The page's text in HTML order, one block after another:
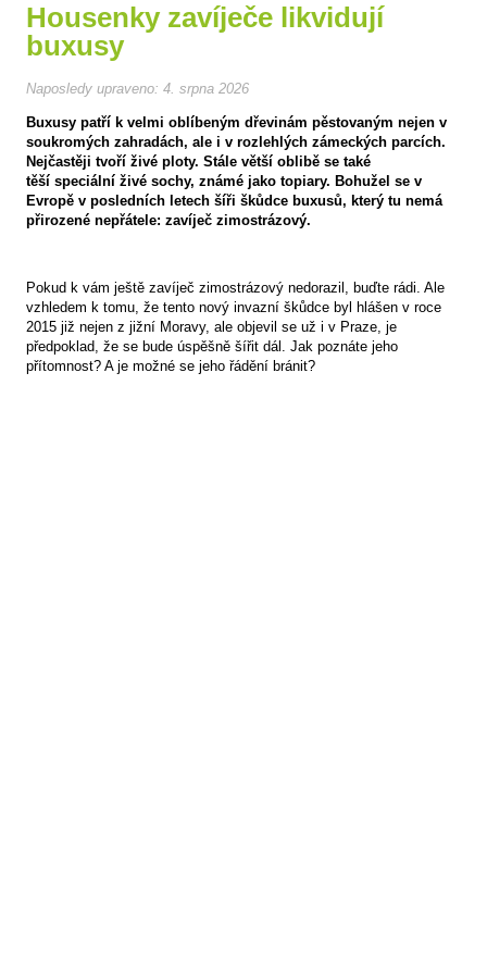
Housenky zavíječe likvidují
buxusy
Naposledy upraveno: 4. srpna 2026
Buxusy patří k velmi oblíbeným dřevinám pěstovaným nejen v
soukromých zahradách, ale i v rozlehlých zámeckých parcích.
Nejčastěji tvoří živé ploty. Stále větší oblibě se také
těší speciální živé sochy, známé jako topiary. Bohužel se v
Evropě v posledních letech šíři škůdce buxusů, který tu nemá
přirozené nepřátele: zavíječ zimostrázový.
Pokud k vám ještě zavíječ zimostrázový nedorazil, buďte rádi. Ale
vzhledem k tomu, že tento nový invazní škůdce byl hlášen v roce
2015 již nejen z jižní Moravy, ale objevil se už i v Praze, je
předpoklad, že se bude úspěšně šířit dál. Jak poznáte jeho
přítomnost? A je možné se jeho řádění bránit?